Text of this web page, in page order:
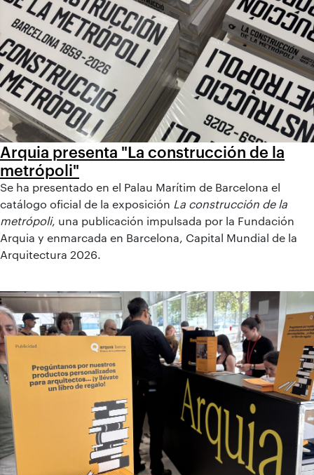
Arquia presenta "La construcción de la
metrópoli"
Se ha presentado en el Palau Marítim de Barcelona el
catálogo oficial de la exposición La construcción de la
metrópoli, una publicación impulsada por la Fundación
Arquia y enmarcada en Barcelona, Capital Mundial de la
Arquitectura 2026.